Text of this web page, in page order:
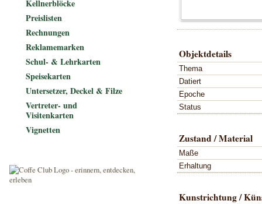
Objektdetails
Thema
Datiert
Epoche
Status
Zustand / Material
Maße
Erhaltung
Kunstrichtung /
Kellnerblöcke
Preislisten
Rechnungen
Reklamemarken
Schul- & Lehrkarten
Speisekarten
Untersetzer, Deckel & Filze
Vertreter- und
Visitenkarten
Vignetten